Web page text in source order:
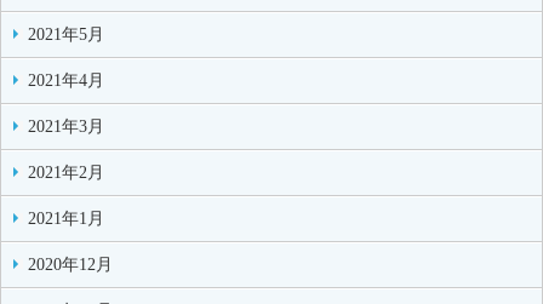
2021年5月
2021年4月
2021年3月
2021年2月
2021年1月
2020年12月